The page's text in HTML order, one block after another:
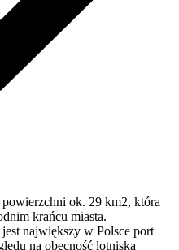
ok. 29 km2, która
krańcu miasta.
największy w Polsce port
na obecność lotniska